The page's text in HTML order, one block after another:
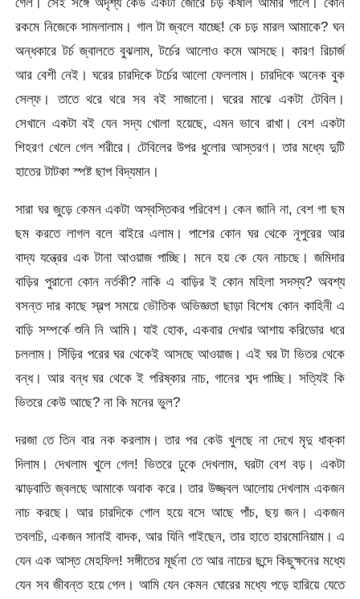
রকমে নিজেকে সামলালাম। গাল টা জ্বলে যাচ্ছে! কে চড় মারল আমাকে? ঘন
অন্ধকারে টর্চ জ্বালতে বুঝলাম, টর্চের আলোও কমে আসছে। কারণ রিচার্জ
আর বেশী নেই। ঘরের চারদিকে টর্চের আলো ফেললাম। চারদিকে অনেক বুক
সেল্ফ। তাতে থরে থরে সব বই সাজানো। ঘরের মাঝে একটা টেবিল।
সেখানে একটা বই যেন সদ্য খোলা হয়েছে, এমন ভাবে রাখা। বেশ একটা
শিহরণ খেলে গেল শরীরে। টেবিলের উপর ধুলোর আস্তরণ। তার মধ্যে দুটি
হাতের টাটকা স্পষ্ট ছাপ বিদ্যমান।
সারা ঘর জুড়ে কেমন একটা অস্বস্তিকর পরিবেশ। কেন জানি না, বেশ গা ছম
ছম করতে লাগল বলে বাইরে এলাম। পাশের কোন ঘর থেকে নূপুরের আর
বাদ্য যন্ত্রের এক টানা আওয়াজ পাচ্ছি। মনে হয় কে যেন নাচছে। জমিদার
বাড়ির পুরানো কোন নর্তকী? নাকি এ বাড়ির ই কোন মহিলা সদস্য? অবশ্য
বসন্ত দার কাছে স্বল্প সময়ে ভৌতিক অভিজ্ঞতা ছাড়া বিশেষ কোন কাহিনী এ
বাড়ি সম্পর্কে শুনি নি আমি। যাই হোক, একবার দেখার আশায় করিডোর ধরে
চললাম। সিঁড়ির পরের ঘর থেকেই আসছে আওয়াজ। এই ঘর টা ভিতর থেকে
বন্ধ। আর বন্ধ ঘর থেকে ই পরিষ্কার নাচ, গানের শব্দ পাচ্ছি। সত্যিই কি
ভিতরে কেউ আছে? না কি মনের ভুল?
দরজা তে তিন বার নক করলাম। তার পর কেউ খুলছে না দেখে মৃদু ধাক্কা
দিলাম। দেখলাম খুলে গেল! ভিতরে ঢুকে দেখলাম, ঘরটা বেশ বড়। একটা
ঝাড়বাতি জ্বলছে আমাকে অবাক করে। তার উজ্জ্বল আলোয় দেখলাম একজন
নাচ করছে। আর চারদিকে গোল হয়ে বসে আছে পাঁচ, ছয় জন। একজন
তবলচি, একজন সানাই বাদক, আর যিনি গাইছেন, তার হাতে হারমোনিয়াম। এ
যেন এক আস্ত মেহফিল! সঙ্গীতের মূর্ছনা তে আর নাচের ছন্দে কিছুক্ষনের মধ্যে
যেন সব জীবন্ত হয়ে গেল। আমি যেন কেমন ঘোরের মধ্যে পড়ে হারিয়ে যেতে